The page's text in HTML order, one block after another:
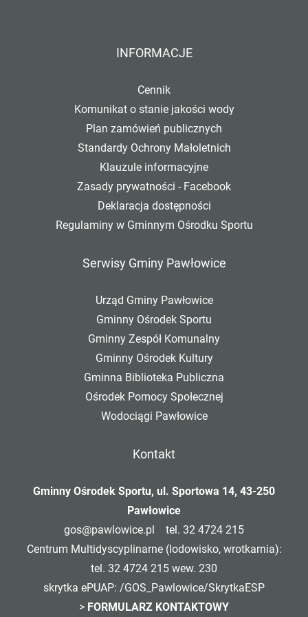
INFORMACJE
Cennik
Komunikat o stanie jakości wody
Plan zamówień publicznych
Standardy Ochrony Małoletnich
Klauzule informacyjne
Zasady prywatności - Facebook
Deklaracja dostępności
Regulaminy w Gminnym Ośrodku Sportu
Serwisy Gminy Pawłowice
Urząd Gminy Pawłowice
Gminny Ośrodek Sportu
Gminny Zespół Komunalny
Gminny Ośrodek Kultury
Gminna Biblioteka Publiczna
Ośrodek Pomocy Społecznej
Wodociągi Pawłowice
Kontakt
Gminny Ośrodek Sportu, ul. Sportowa 14, 43-250
Pawłowice
gos@pawlowice.pl tel. 32 4724 215
Centrum Multidyscyplinarne (lodowisko, wrotkarnia):
tel. 32 4724 215 wew. 230
skrytka ePUAP: /GOS_Pawlowice/SkrytkaESP
> FORMULARZ KONTAKTOWY